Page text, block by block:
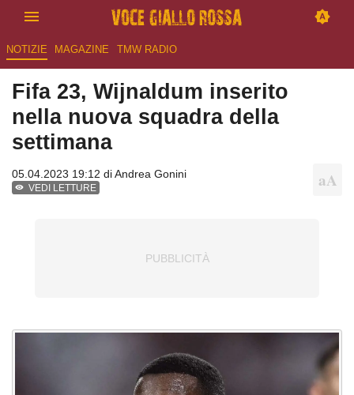
NOTIZIE MAGAZINE TMW RADIO
Fifa 23, Wijnaldum inserito
nella nuova squadra della
settimana
05.04.2023 19:12 diAndrea Gonini
VEDI LETTURE